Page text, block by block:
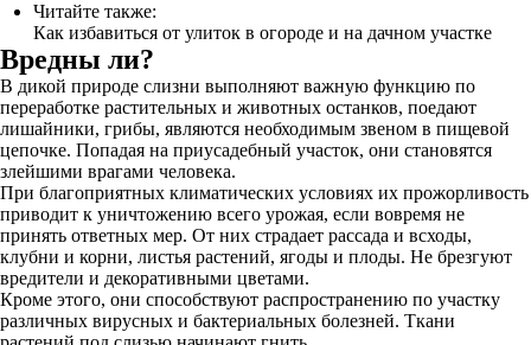
Читайте также:
Как избавиться от улиток в огороде и на дачном участке
Вредны ли?
В дикой природе слизни выполняют важную функцию по
переработке растительных и животных останков, поедают
лишайники, грибы, являются необходимым звеном в пищевой
цепочке. Попадая на приусадебный участок, они становятся
злейшими врагами человека.
При благоприятных климатических условиях их прожорливость
приводит к уничтожению всего урожая, если вовремя не
принять ответных мер. От них страдает рассада и всходы,
клубни и корни, листья растений, ягоды и плоды. Не брезгуют
вредители и декоративными цветами.
Кроме этого, они способствуют распространению по участку
различных вирусных и бактериальных болезней. Ткани